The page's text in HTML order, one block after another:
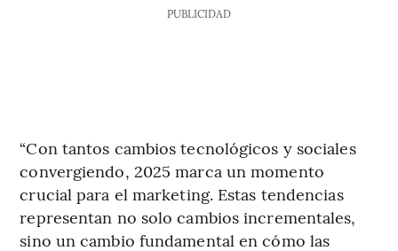
PUBLICIDAD
“Con tantos cambios tecnológicos y sociales
convergiendo, 2025 marca un momento
crucial para el marketing. Estas tendencias
representan no solo cambios incrementales,
sino un cambio fundamental en cómo las